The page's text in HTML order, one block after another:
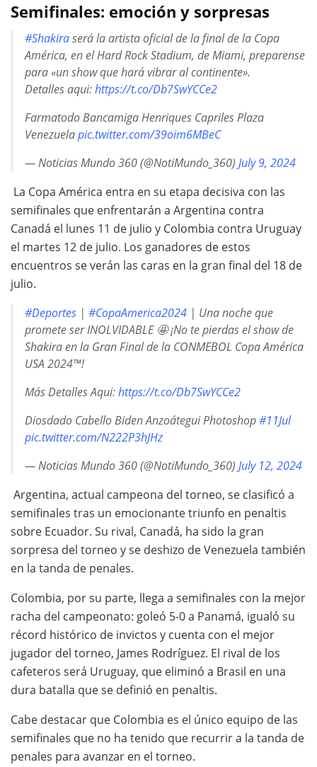
Semifinales: emoción y sorpresas
#Shakiraserá la artista oficial de la final de la Copa
América, en el Hard Rock Stadium, de Miami, preparense
para «un show que hará vibrar al continente».
Detalles aqui:https://t.co/Db7SwYCCe2
Farmatodo Bancamiga Henriques Capriles Plaza
Venezuelapic.twitter.com/39oim6MBeC
— Noticias Mundo 360 (@NotiMundo_360) July 9, 2024
La Copa América entra en su etapa decisiva con las
semifinales que enfrentarán a Argentina contra
Canadá el lunes 11 de julio y Colombia contra Uruguay
el martes 12 de julio. Los ganadores de estos
encuentros se verán las caras en la gran final del 18 de
julio.
#Deportes | #CopaAmerica2024 | Una noche que
promete ser INOLVIDABLE 🤩 ¡No te pierdas el show de
Shakira en la Gran Final de la CONMEBOL Copa América
USA 2024™!
Más Detalles Aqui:https://t.co/Db7SwYCCe2
Diosdado Cabello Biden Anzoátegui Photoshop#11Jul
pic.twitter.com/N222P3hJHz
— Noticias Mundo 360 (@NotiMundo_360) July 12, 2024
Argentina, actual campeona del torneo, se clasificó a
semifinales tras un emocionante triunfo en penaltis
sobre Ecuador. Su rival, Canadá, ha sido la gran
sorpresa del torneo y se deshizo de Venezuela también
en la tanda de penales.
Colombia, por su parte, llega a semifinales con la mejor
racha del campeonato: goleó 5-0 a Panamá, igualó su
récord histórico de invictos y cuenta con el mejor
jugador del torneo, James Rodríguez. El rival de los
cafeteros será Uruguay, que eliminó a Brasil en una
dura batalla que se definió en penaltis.
Cabe destacar que Colombia es el único equipo de las
semifinales que no ha tenido que recurrir a la tanda de
penales para avanzar en el torneo.